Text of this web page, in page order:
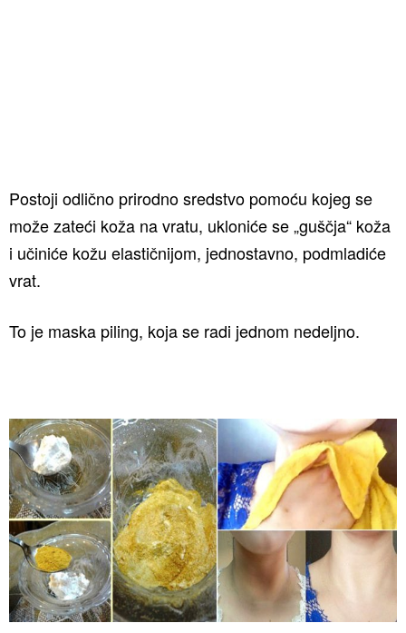
Postoji odlično prirodno sredstvo pomoću kojeg se
može zateći koža na vratu, ukloniće se „guščja“ koža
i učiniće kožu elastičnijom, jednostavno, podmladiće
vrat.
To je maska piling, koja se radi jednom nedeljno.